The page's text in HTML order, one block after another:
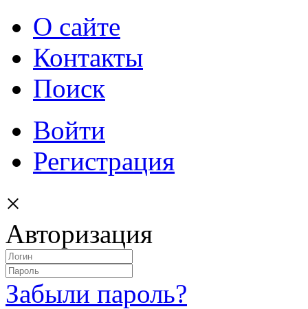
О сайте
Контакты
Поиск
Войти
Регистрация
×
Авторизация
Забыли пароль?